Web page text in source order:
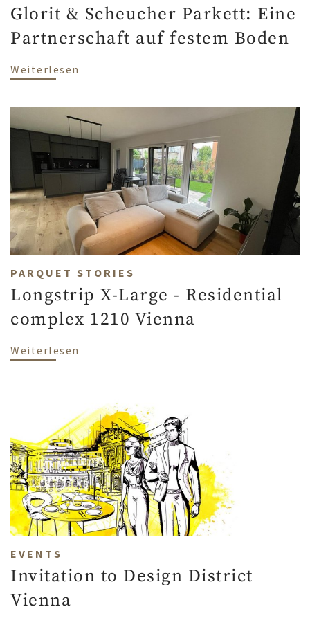
Glorit & Scheucher Parkett: Eine
Partnerschaft auf festem Boden
Weiterlesen
PARQUET STORIES
Longstrip X-Large - Residential
complex 1210 Vienna
Weiterlesen
EVENTS
Invitation to Design District
Vienna